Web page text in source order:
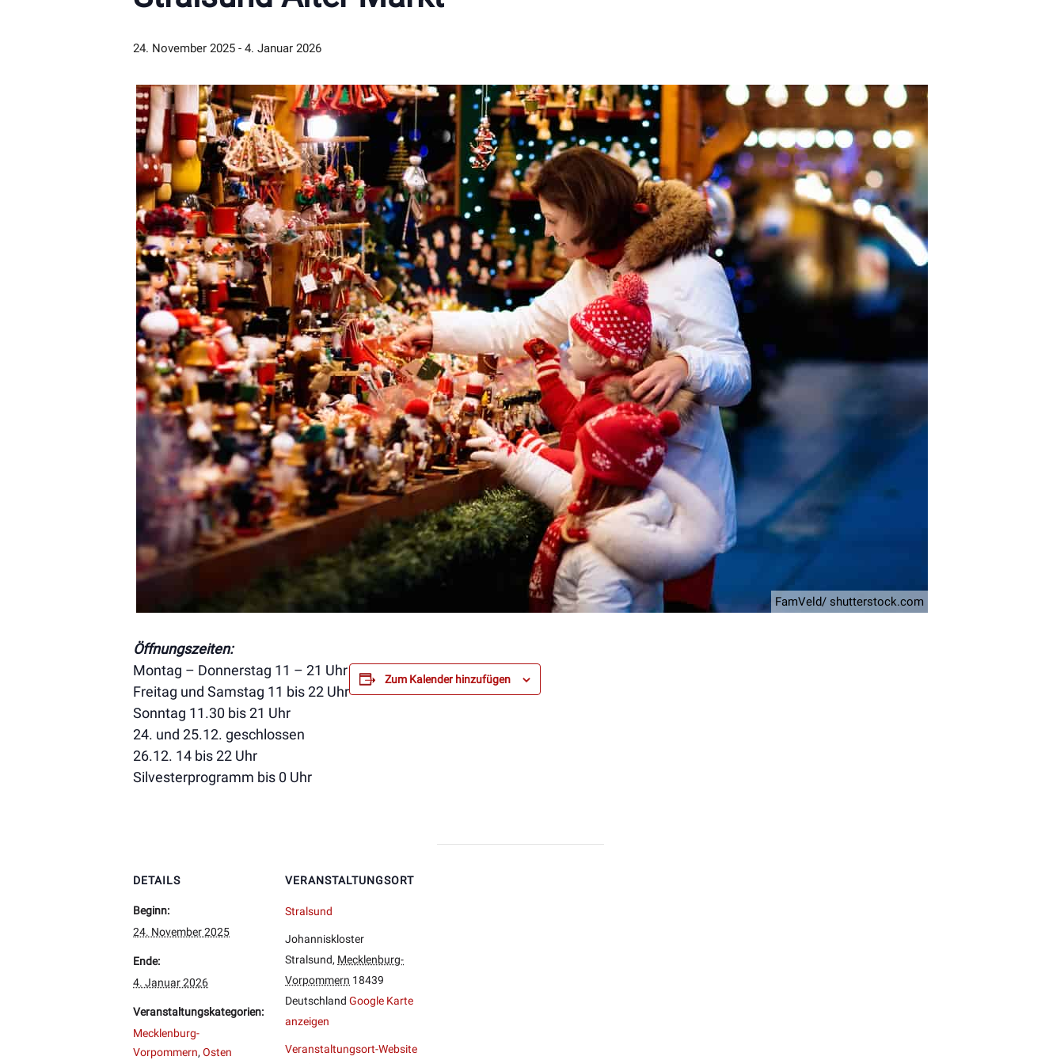
24. November 2025 - 4. Januar 2026
FamVeld/ shutterstock.com
Öffnungszeiten:
Montag – Donnerstag 11 – 21 Uhr
Freitag und Samstag 11 bis 22 Uhr
Sonntag 11.30 bis 21 Uhr
24. und 25.12. geschlossen
26.12. 14 bis 22 Uhr
Silvesterprogramm bis 0 Uhr
Zum Kalender hinzufügen
DETAILS
Beginn:
24. November 2025
Ende:
4. Januar 2026
Veranstaltungskategorien:
Mecklenburg-
Vorpommern, Osten
VERANSTALTUNGSORT
Stralsund
Johanniskloster
Stralsund, Mecklenburg-
Vorpommern 18439
Deutschland Google Karte
anzeigen
Veranstaltungsort-Website